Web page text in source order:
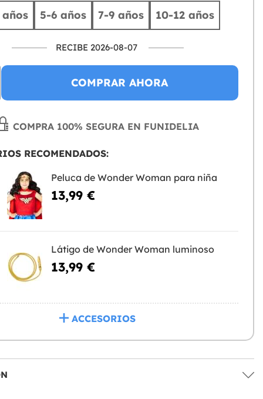
5-6 años 7-9 años 10-12 años
RECIBE 2026-08-07
COMPRAR AHORA
COMPRA 100% SEGURA EN FUNIDELIA
RECOMENDADOS:
Peluca de Wonder Woman para niña
13,99 €
Látigo de Wonder Woman luminoso
13,99 €
ACCESORIOS